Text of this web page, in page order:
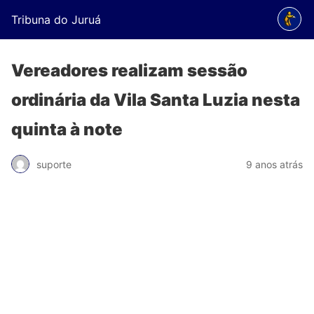
Tribuna do Juruá
Vereadores realizam sessão
ordinária da Vila Santa Luzia nesta
quinta à note
suporte 9 anos atrás